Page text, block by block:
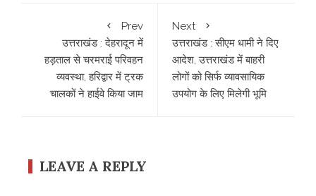
Prev
उत्तराखंड : देहरादून में
हड़ताल से चरमराई परिवहन
व्यवस्था, हरिद्वार में ट्रक
चालकों ने हाईवे किया जाम
Next
उत्तराखंड : सीएम धामी ने दिए
आदेश, उत्तराखंड में बाहरी
लोगों को सिर्फ व्यावसायिक
उपयोग के लिए मिलेगी भूमि
LEAVE A REPLY